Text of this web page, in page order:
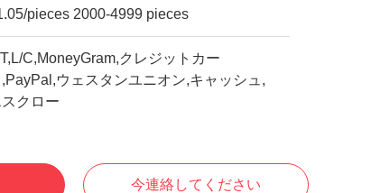
pieces 2000-4999 pieces
C,MoneyGram,クレジットカー
,PayPal,ウェスタンユニオン,キャッシュ,
クロー
今連絡してください